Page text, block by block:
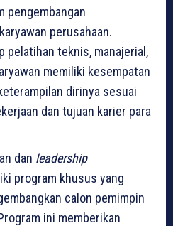
pengembangan
perusahaan.
pelatihan teknis, manajerial,
memiliki kesempatan
dirinya sesuai
dan tujuan karier para
dan leadership
program khusus yang
calon pemimpin
ini memberikan